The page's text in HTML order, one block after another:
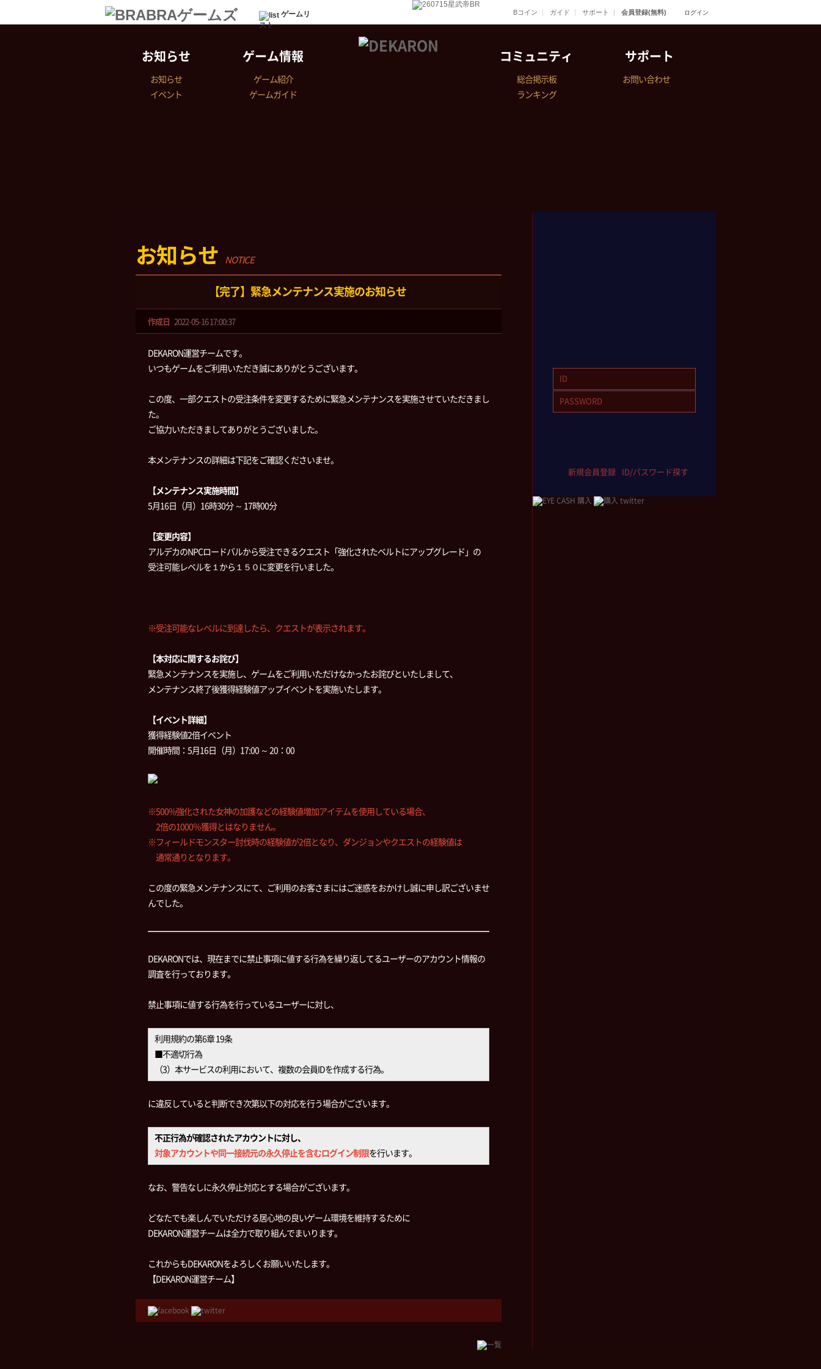
ゲームリ
スト
Bコイン ガイド サポート 会員登録(無料) ログイン
お知らせ
お知らせ
イベント
ゲーム情報
ゲーム紹介
ゲームガイド
コミュニティ
総合掲示板
ランキング
サポート
お問い合わせ
お知らせ NOTICE
【完了】緊急メンテナンス実施のお知らせ
作成日 2022-05-16 17:00:37
DEKARON運営チームです。
いつもゲームをご利用いただき誠にありがとうございます。
この度、一部クエストの受注条件を変更するために緊急メンテナンスを実施させていただきまし
た。
ご協力いただきましてありがとうございました。
本メンテナンスの詳細は下記をご確認くださいませ。
【メンテナンス実施時間】
5月16日（月）16時30分 ～ 17時00分
【変更内容】
アルデカのNPCロードバルから受注できるクエスト「強化されたベルトにアップグレード」の
受注可能レベルを１から１５０に変更を行いました。
※受注可能なレベルに到達したら、クエストが表示されます。
【本対応に関するお詫び】
緊急メンテナンスを実施し、ゲームをご利用いただけなかったお詫びといたしまして、
メンテナンス終了後獲得経験値アップイベントを実施いたします。
【イベント詳細】
獲得経験値2倍イベント
開催時間：5月16日（月）17:00 ～ 20：00
※500%強化された女神の加護などの経験値増加アイテムを使用している場合、
2倍の1000％獲得とはなりません。
※フィールドモンスター討伐時の経験値が2倍となり、ダンジョンやクエストの経験値は
通常通りとなります。
この度の緊急メンテナンスにて、ご利用のお客さまにはご迷惑をおかけし誠に申し訳ございませ
んでした。
DEKARONでは、現在までに禁止事項に値する行為を繰り返してるユーザーのアカウント情報の
調査を行っております。
禁止事項に値する行為を行っているユーザーに対し、
利用規約の第6章 19条
■不適切行為
（3）本サービスの利用において、複数の会員IDを作成する行為。
に違反していると判断でき次第以下の対応を行う場合がございます。
不正行為が確認されたアカウントに対し、
対象アカウントや同一接続元の永久停止を含むログイン制限を行います。
なお、警告なしに永久停止対応とする場合がございます。
どなたでも楽しんでいただける居心地の良いゲーム環境を維持するために
DEKARON運営チームは全力で取り組んでまいります。
これからもDEKARONをよろしくお願いいたします。
【DEKARON運営チーム】
新規会員登録 ID/パスワード探す